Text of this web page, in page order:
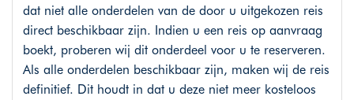
dat niet alle onderdelen van de door u uitgekozen reis
direct beschikbaar zijn. Indien u een reis op aanvraag
boekt, proberen wij dit onderdeel voor u te reserveren.
Als alle onderdelen beschikbaar zijn, maken wij de reis
definitief. Dit houdt in dat u deze niet meer kosteloos